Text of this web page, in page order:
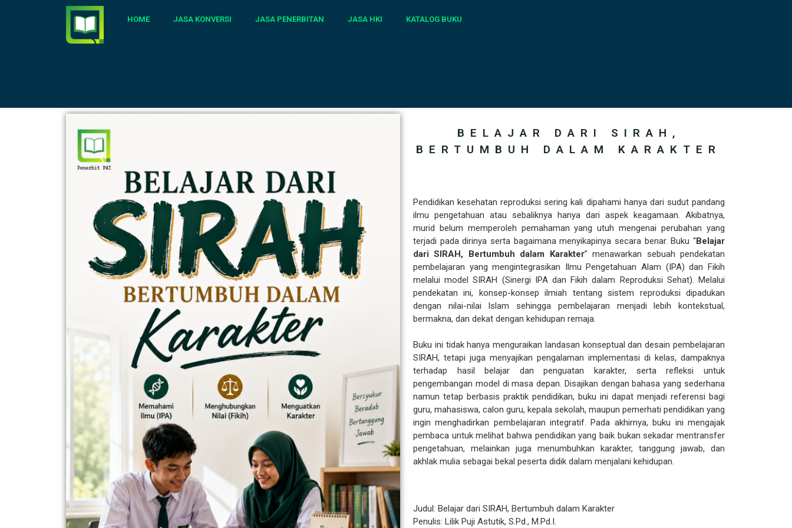
HOME JASA KONVERSI JASA PENERBITAN JASA HKI KATALOG BUKU
BELAJAR DARI SIRAH,
BERTUMBUH DALAM KARAKTER
Pendidikan kesehatan reproduksi sering kali dipahami hanya dari sudut pandang
ilmu pengetahuan atau sebaliknya hanya dari aspek keagamaan. Akibatnya,
murid belum memperoleh pemahaman yang utuh mengenai perubahan yang
terjadi pada dirinya serta bagaimana menyikapinya secara benar. Buku “Belajar
dari SIRAH, Bertumbuh dalam Karakter” menawarkan sebuah pendekatan
pembelajaran yang mengintegrasikan Ilmu Pengetahuan Alam (IPA) dan Fikih
melalui model SIRAH (Sinergi IPA dan Fikih dalam Reproduksi Sehat). Melalui
pendekatan ini, konsep-konsep ilmiah tentang sistem reproduksi dipadukan
dengan nilai-nilai Islam sehingga pembelajaran menjadi lebih kontekstual,
bermakna, dan dekat dengan kehidupan remaja.
Buku ini tidak hanya menguraikan landasan konseptual dan desain pembelajaran
SIRAH, tetapi juga menyajikan pengalaman implementasi di kelas, dampaknya
terhadap hasil belajar dan penguatan karakter, serta refleksi untuk
pengembangan model di masa depan. Disajikan dengan bahasa yang sederhana
namun tetap berbasis praktik pendidikan, buku ini dapat menjadi referensi bagi
guru, mahasiswa, calon guru, kepala sekolah, maupun pemerhati pendidikan yang
ingin menghadirkan pembelajaran integratif. Pada akhirnya, buku ini mengajak
pembaca untuk melihat bahwa pendidikan yang baik bukan sekadar mentransfer
pengetahuan, melainkan juga menumbuhkan karakter, tanggung jawab, dan
akhlak mulia sebagai bekal peserta didik dalam menjalani kehidupan.
Judul: Belajar dari SIRAH, Bertumbuh dalam Karakter
Penulis: Lilik Puji Astutik, S.Pd., M.Pd.I.